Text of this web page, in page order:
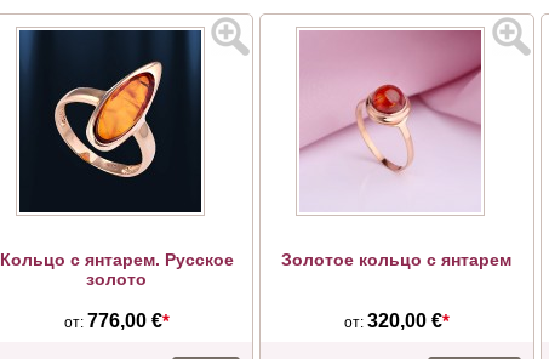
Кольцо с янтарем. Русское
золото
от: 776,00 €*
Золотое кольцо с янтарем
от: 320,00 €*